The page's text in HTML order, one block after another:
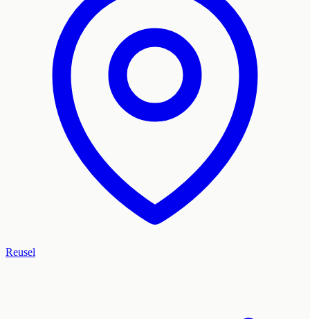
Reusel